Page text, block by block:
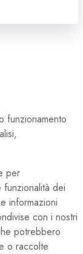
funzionamento
per
dei
informazioni
con i nostri
potrebbero
o raccolte